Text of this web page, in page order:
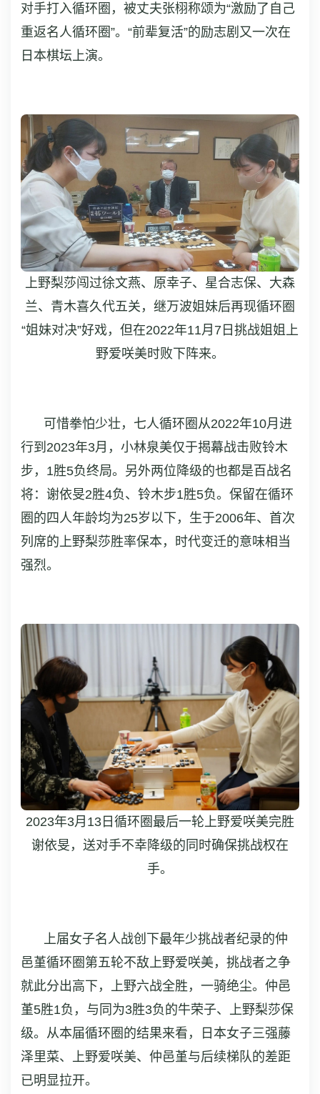
对手打入循环圈，被丈夫张栩称颂为“激励了自己
重返名人循环圈”。“前辈复活”的励志剧又一次在
日本棋坛上演。
上野梨莎闯过徐文燕、原幸子、星合志保、大森
兰、青木喜久代五关，继万波姐妹后再现循环圈
“姐妹对决”好戏，但在2022年11月7日挑战姐姐上
野爱咲美时败下阵来。
可惜拳怕少壮，七人循环圈从2022年10月进
行到2023年3月，小林泉美仅于揭幕战击败铃木
步，1胜5负终局。另外两位降级的也都是百战名
将：谢依旻2胜4负、铃木步1胜5负。保留在循环
圈的四人年龄均为25岁以下，生于2006年、首次
列席的上野梨莎胜率保本，时代变迁的意味相当
强烈。
2023年3月13日循环圈最后一轮上野爱咲美完胜
谢依旻，送对手不幸降级的同时确保挑战权在
手。
上届女子名人战创下最年少挑战者纪录的仲
邑堇循环圈第五轮不敌上野爱咲美，挑战者之争
就此分出高下，上野六战全胜，一骑绝尘。仲邑
堇5胜1负，与同为3胜3负的牛荣子、上野梨莎保
级。从本届循环圈的结果来看，日本女子三强藤
泽里菜、上野爱咲美、仲邑堇与后续梯队的差距
已明显拉开。